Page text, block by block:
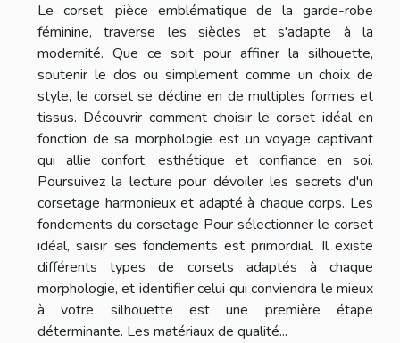
Le corset, pièce emblématique de la garde-robe
féminine, traverse les siècles et s'adapte à la
modernité. Que ce soit pour affiner la silhouette,
soutenir le dos ou simplement comme un choix de
style, le corset se décline en de multiples formes et
tissus. Découvrir comment choisir le corset idéal en
fonction de sa morphologie est un voyage captivant
qui allie confort, esthétique et confiance en soi.
Poursuivez la lecture pour dévoiler les secrets d'un
corsetage harmonieux et adapté à chaque corps. Les
fondements du corsetage Pour sélectionner le corset
idéal, saisir ses fondements est primordial. Il existe
différents types de corsets adaptés à chaque
morphologie, et identifier celui qui conviendra le mieux
à votre silhouette est une première étape
déterminante. Les matériaux de qualité...